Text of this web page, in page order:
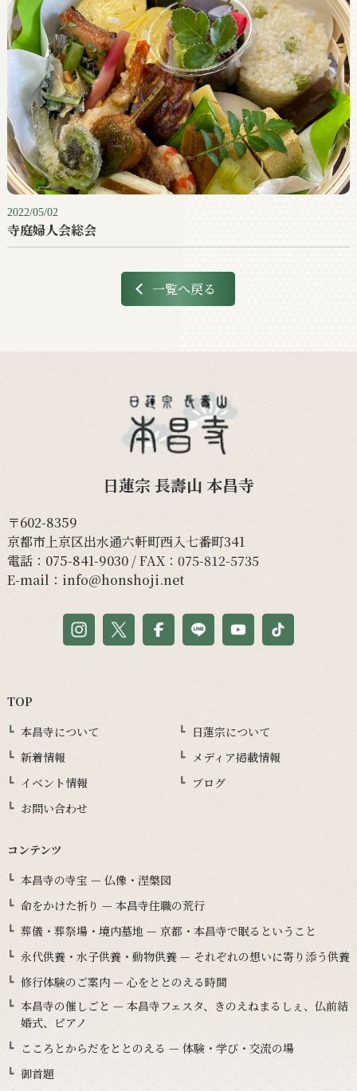
2022/05/02
寺庭婦人会総会
一覧へ戻る
日蓮宗 長壽山 本昌寺
〒602-8359
京都市上京区出水通六軒町西入七番町341
電話： 075-841-9030/ FAX：075-812-5735
E-mail： info@honshoji.net
TOP
本昌寺について
日蓮宗について
新着情報
メディア掲載情報
イベント情報
ブログ
お問い合わせ
コンテンツ
本昌寺の寺宝 — 仏像・涅槃図
命をかけた祈り — 本昌寺住職の荒行
葬儀・葬祭場・境内墓地 — 京都・本昌寺で眠るということ
永代供養・水子供養・動物供養 — それぞれの想いに寄り添う供養
修行体験のご案内 — 心をととのえる時間
本昌寺の催しごと — 本昌寺フェスタ、きのえねまるしぇ、仏前結
婚式、ピアノ
こころとからだをととのえる — 体験・学び・交流の場
御首題